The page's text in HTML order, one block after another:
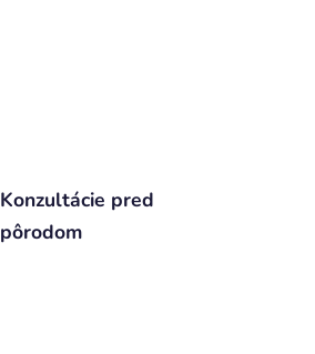
Konzultácie pred
pôrodom